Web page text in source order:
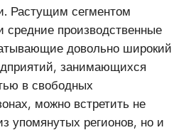
Растущим сегментом
производственные
довольно широкий
занимающихся
в свободных
можно встретить не
упомянутых регионов, но и